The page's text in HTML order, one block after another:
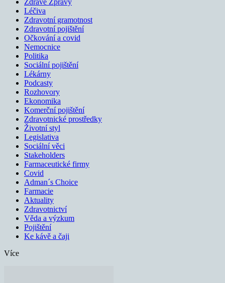
Zdravé Zprávy
Léčiva
Zdravotní gramotnost
Zdravotní pojištění
Očkování a covid
Nemocnice
Politika
Sociální pojištění
Lékárny
Podcasty
Rozhovory
Ekonomika
Komerční pojištění
Zdravotnické prostředky
Životní styl
Legislativa
Sociální věci
Stakeholders
Farmaceutické firmy
Covid
Adman´s Choice
Farmacie
Aktuality
Zdravotnictví
Věda a výzkum
Pojištění
Ke kávě a čaji
Více